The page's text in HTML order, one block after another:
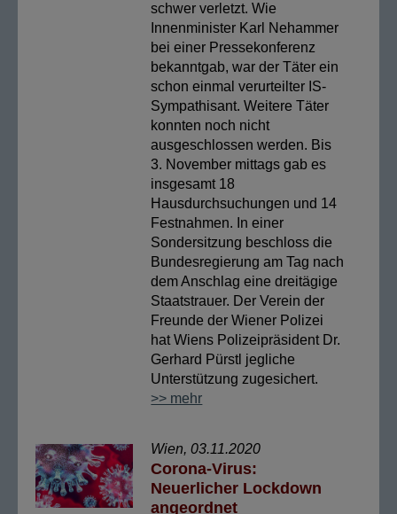
schwer verletzt. Wie
Innenminister Karl Nehammer
bei einer Pressekonferenz
bekanntgab, war der Täter ein
schon einmal verurteilter IS-
Sympathisant. Weitere Täter
konnten noch nicht
ausgeschlossen werden. Bis
3. November mittags gab es
insgesamt 18
Hausdurchsuchungen und 14
Festnahmen. In einer
Sondersitzung beschloss die
Bundesregierung am Tag nach
dem Anschlag eine dreitägige
Staatstrauer. Der Verein der
Freunde der Wiener Polizei
hat Wiens Polizeipräsident Dr.
Gerhard Pürstl jegliche
Unterstützung zugesichert.
>> mehr
Wien, 03.11.2020
Corona-Virus:
Neuerlicher Lockdown
angeordnet